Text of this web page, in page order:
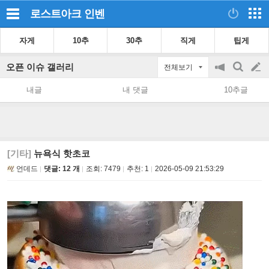
로스트아크 인벤
자게 10추 30추 직게 팁게
오픈 이슈 갤러리 전체보기
공
지
on/off
검
색
글
쓰
내글 내 댓글 10추글
[기타] 뉴욕식 핫초코
언데드 댓글: 12 개 조회: 7479 추천: 1 2026-05-09 21:53:29